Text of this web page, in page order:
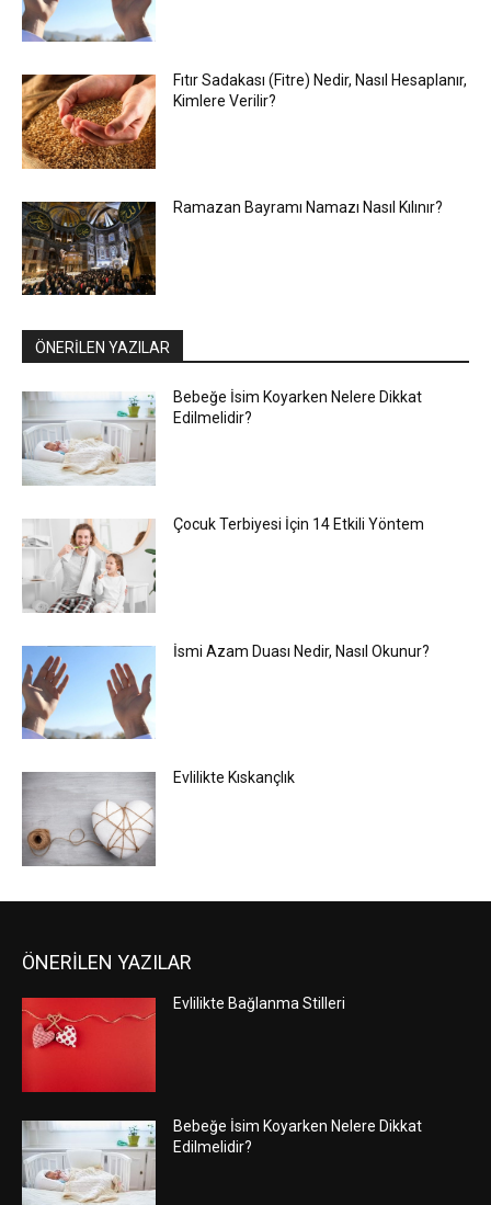
Fıtır Sadakası (Fitre) Nedir, Nasıl Hesaplanır,
Kimlere Verilir?
Ramazan Bayramı Namazı Nasıl Kılınır?
ÖNERİLEN YAZILAR
Bebeğe İsim Koyarken Nelere Dikkat
Edilmelidir?
Çocuk Terbiyesi İçin 14 Etkili Yöntem
İsmi Azam Duası Nedir, Nasıl Okunur?
Evlilikte Kıskançlık
ÖNERİLEN YAZILAR
Evlilikte Bağlanma Stilleri
Bebeğe İsim Koyarken Nelere Dikkat
Edilmelidir?